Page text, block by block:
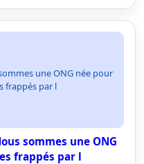
une ONG née pour
frappés par l
sommes une ONG
frappés par l